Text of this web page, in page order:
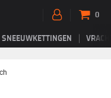
SNEEUWKETTINGEN
0